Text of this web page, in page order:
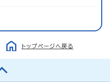
トップページへ戻る